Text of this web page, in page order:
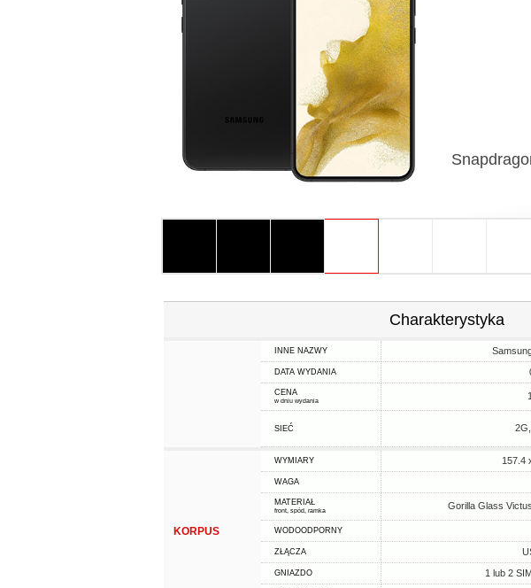
Charakterystyka
INNE NAZWY
DATA WYDANIA
CENA
w dniu wydania
SIEĆ
KORPUS
WYMIARY 157.4
WAGA
MATERIAŁ
front, spód, ramka Gorilla Glass
WODOODPORNY
ZŁĄCZA
GNIAZDO 1 lub 2